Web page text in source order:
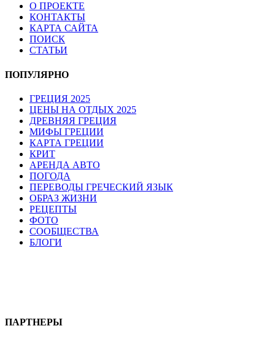
О ПРОЕКТЕ
КОНТАКТЫ
КАРТА САЙТА
ПОИСК
СТАТЬИ
ПОПУЛЯРНО
ГРЕЦИЯ 2025
ЦЕНЫ НА ОТДЫХ 2025
ДРЕВНЯЯ ГРЕЦИЯ
МИФЫ ГРЕЦИИ
КАРТА ГРЕЦИИ
КРИТ
АРЕНДА АВТО
ПОГОДА
ПЕРЕВОДЫ ГРЕЧЕСКИЙ ЯЗЫК
ОБРАЗ ЖИЗНИ
РЕЦЕПТЫ
ФОТО
СООБЩЕСТВА
БЛОГИ
ПАРТНЕРЫ